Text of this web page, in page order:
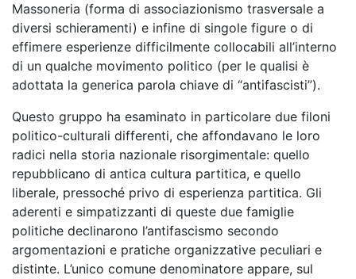
Massoneria (forma di associazionismo trasversale a
diversi schieramenti) e infine di singole figure o di
effimere esperienze difficilmente collocabili all’interno
di un qualche movimento politico (per le qualisi è
adottata la generica parola chiave di “antifascisti”).
Questo gruppo ha esaminato in particolare due filoni
politico-culturali differenti, che affondavano le loro
radici nella storia nazionale risorgimentale: quello
repubblicano di antica cultura partitica, e quello
liberale, pressoché privo di esperienza partitica. Gli
aderenti e simpatizzanti di queste due famiglie
politiche declinarono l’antifascismo secondo
argomentazioni e pratiche organizzative peculiari e
distinte. L’unico comune denominatore appare, sul